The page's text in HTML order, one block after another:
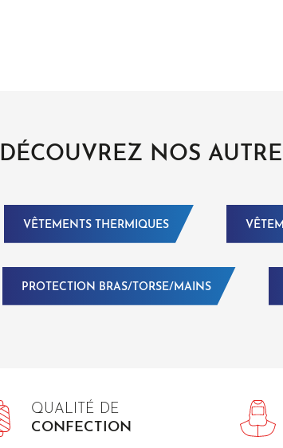
DÉCOUVREZ NOS
VÊTEMENTS THERMIQUES
PROTECTION BRAS/TORSE/MAINS
QUALITÉ DE
CONFECTION